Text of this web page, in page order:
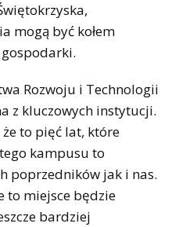
mogą być kołem
Rozwoju i Technologii
z kluczowych instytucji.
to pięć lat, które
kampusu to
poprzedników jak i nas.
to miejsce będzie
bardziej